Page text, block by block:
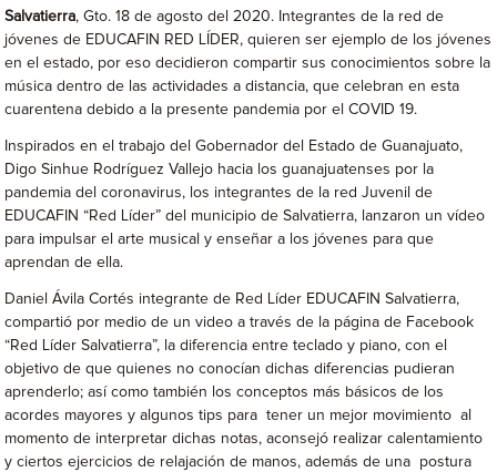
Salvatierra, Gto. 18 de agosto del 2020. Integrantes de la red de
jóvenes de EDUCAFIN RED LÍDER, quieren ser ejemplo de los jóvenes
en el estado, por eso decidieron compartir sus conocimientos sobre la
música dentro de las actividades a distancia, que celebran en esta
cuarentena debido a la presente pandemia por el COVID 19.
Inspirados en el trabajo del Gobernador del Estado de Guanajuato,
Digo Sinhue Rodríguez Vallejo hacia los guanajuatenses por la
pandemia del coronavirus, los integrantes de la red Juvenil de
EDUCAFIN “Red Líder” del municipio de Salvatierra, lanzaron un vídeo
para impulsar el arte musical y enseñar a los jóvenes para que
aprendan de ella.
Daniel Ávila Cortés integrante de Red Líder EDUCAFIN Salvatierra,
compartió por medio de un video a través de la página de Facebook
“Red Líder Salvatierra”, la diferencia entre teclado y piano, con el
objetivo de que quienes no conocían dichas diferencias pudieran
aprenderlo; así como también los conceptos más básicos de los
acordes mayores y algunos tips para tener un mejor movimiento al
momento de interpretar dichas notas, aconsejó realizar calentamiento
y ciertos ejercicios de relajación de manos, además de una postura